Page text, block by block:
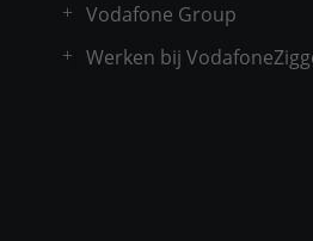
Vodafone Group
Werken bij